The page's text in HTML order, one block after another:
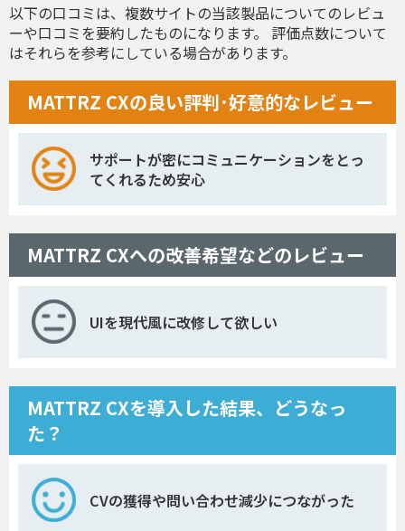
以下の口コミは、複数サイトの当該製品についてのレビュ
ーや口コミを要約したものになります。 評価点数について
はそれらを参考にしている場合があります。
MATTRZ CXの良い評判･好意的なレビュー
サポートが密にコミュニケーションをとっ
てくれるため安心
MATTRZ CXへの改善希望などのレビュー
UIを現代風に改修して欲しい
MATTRZ CXを導入した結果、どうなっ
た？
CVの獲得や問い合わせ減少につながった